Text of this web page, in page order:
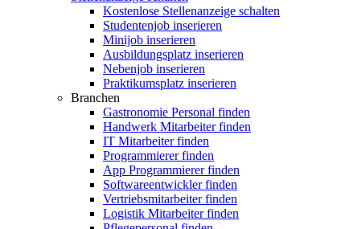
Kostenlose Stellenanzeige schalten
Studentenjob inserieren
Minijob inserieren
Ausbildungsplatz inserieren
Nebenjob inserieren
Praktikumsplatz inserieren
Branchen
Gastronomie Personal finden
Handwerk Mitarbeiter finden
IT Mitarbeiter finden
Programmierer finden
App Programmierer finden
Softwareentwickler finden
Vertriebsmitarbeiter finden
Logistik Mitarbeiter finden